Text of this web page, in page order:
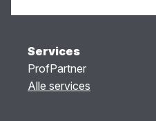
Services
ProfPartner
Alle services